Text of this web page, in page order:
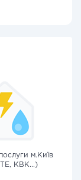
м.Київ
КВК...)